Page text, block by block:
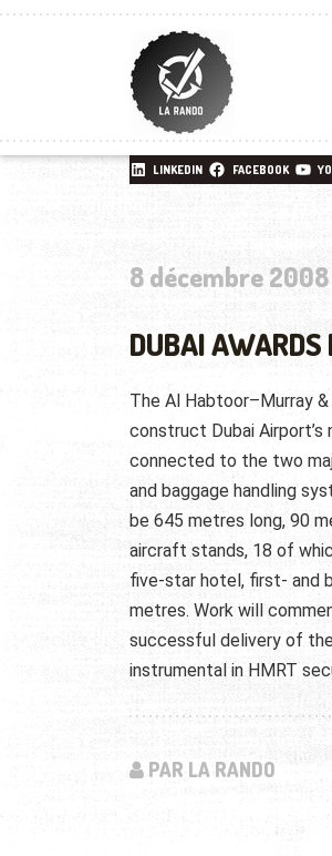
LINKEDIN FACEBOOK
8 décembre 2008
DUBAI AWARDS
The Al Habtoor–Murray
construct Dubai Airport’s
connected to the two
and baggage handling
be 645 metres long, 90
aircraft stands, 18 of
five-star hotel, first- and
metres. Work will
successful delivery of
instrumental in HMRT
PAR LA RANDO